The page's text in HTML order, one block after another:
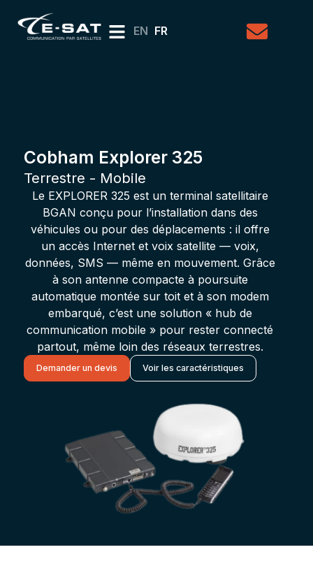
EN FR
Cobham Explorer 325
Terrestre - Mobile
Le EXPLORER 325 est un terminal satellitaire
BGAN conçu pour l’installation dans des
véhicules ou pour des déplacements : il offre
un accès Internet et voix satellite — voix,
données, SMS — même en mouvement. Grâce
à son antenne compacte à poursuite
automatique montée sur toit et à son modem
embarqué, c’est une solution « hub de
communication mobile » pour rester connecté
partout, même loin des réseaux terrestres.
Demander un devis Voir les caractéristiques